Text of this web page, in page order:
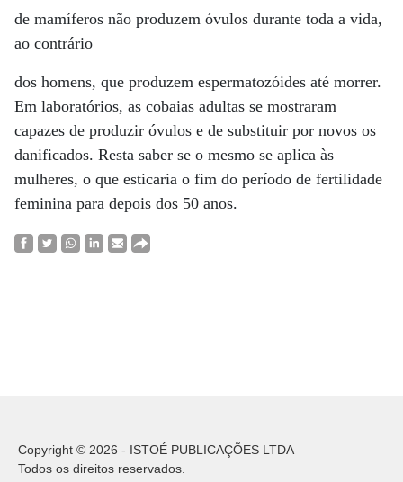
de mamíferos não produzem óvulos durante toda a vida,
ao contrário
dos homens, que produzem espermatozóides até morrer.
Em laboratórios, as cobaias adultas se mostraram
capazes de produzir óvulos e de substituir por novos os
danificados. Resta saber se o mesmo se aplica às
mulheres, o que esticaria o fim do período de fertilidade
feminina para depois dos 50 anos.
Copyright © 2026 - ISTOÉ PUBLICAÇÕES LTDA
Todos os direitos reservados.